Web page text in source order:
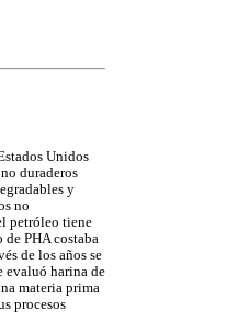
Unidos
duraderos
y
no
petróleo tiene
PHA costaba
de los años se
evaluó harina de
materia prima
procesos